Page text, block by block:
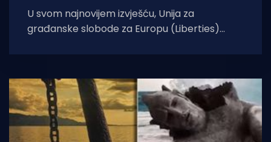
U svom najnovijem izvješću, Unija za
građanske slobode za Europu (Liberties)
Mađarske, Italije i Slovačke